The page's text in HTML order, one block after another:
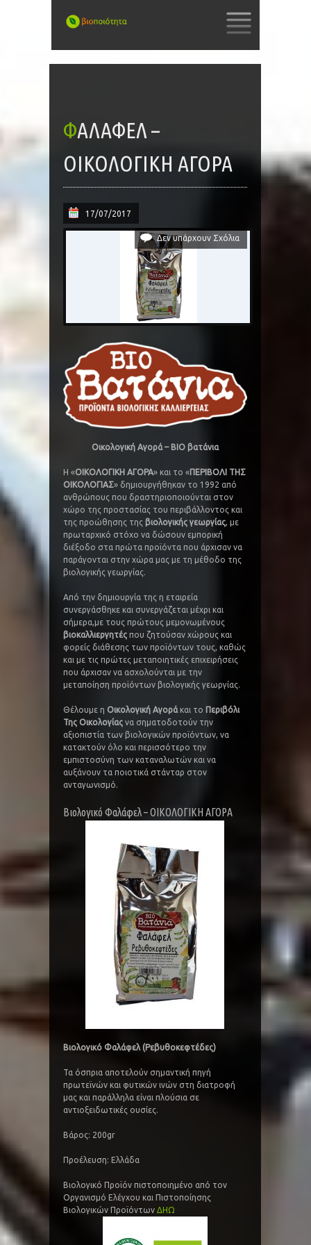
TO
ΦΑΛΆΦΕΛ –
ΟΙΚΟΛΟΓΙΚΗ ΑΓΟΡΑ
17/07/2017
Δεν υπάρχουν Σχόλια
Οικολογική Αγορά – ΒΙΟ βατάνια
Η «ΟΙΚΟΛΟΓΙΚΗ ΑΓΟΡΑ» και το «ΠΕΡΙΒΟΛΙ ΤΗΣ
ΟΙΚΟΛΟΓΙΑΣ» δημιουργήθηκαν το 1992 από
ανθρώπους που δραστηριοποιούνται στον
χώρο της προστασίας του περιβάλλοντος και
της προώθησης της βιολογικής γεωργίας, με
πρωταρχικό στόχο να δώσουν εμπορική
διέξοδο στα πρώτα προϊόντα που άρχισαν να
παράγονται στην χώρα μας με τη μέθοδο της
βιολογικής γεωργίας.
Από την δημιουργία της η εταιρεία
συνεργάσθηκε και συνεργάζεται μέχρι και
σήμερα,με τους πρώτους μεμονωμένους
βιοκαλλιεργητές που ζητούσαν χώρους και
φορείς διάθεσης των προϊόντων τους, καθώς
και με τις πρώτες μεταποιητικές επιχειρήσεις
που άρχισαν να ασχολούνται με την
μεταποίηση προϊόντων βιολογικής γεωργίας.
Θέλουμε η Οικολογική Αγοράκαι το Περιβόλι
Της Οικολογίας να σηματοδοτούν την
αξιοπιστία των βιολογικών προϊόντων, να
κατακτούν όλο και περισσότερο την
εμπιστοσύνη των καταναλωτών και να
αυξάνουν τα ποιοτικά στάνταρ στον
ανταγωνισμό.
Βιολογικό Φαλάφελ – ΟΙΚΟΛΟΓΙΚΗ ΑΓΟΡΑ
Βιολογικό Φαλάφελ (Ρεβυθοκεφτέδες)
Τα όσπρια αποτελούν σημαντική πηγή
πρωτεϊνών και φυτικών ινών στη διατροφή
μας και παράλληλα είναι πλούσια σε
αντιοξειδωτικές ουσίες.
Βάρος: 200gr
Προέλευση: Ελλάδα
Βιολογικό Προϊόν πιστοποιημένο από τον
Οργανισμό Ελέγχου και Πιστοποίησης
Βιολογικών Προϊόντων ΔΗΩ